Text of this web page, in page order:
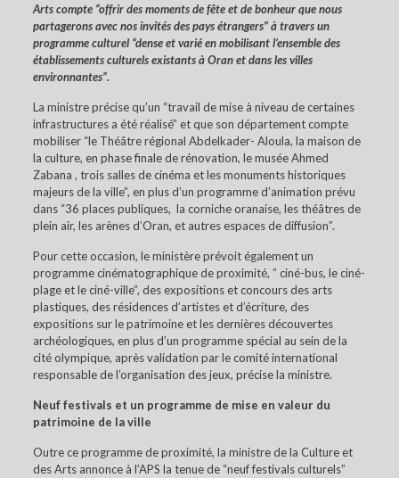
Arts compte “offrir des moments de fête et de bonheur que nous
partagerons avec nos invités des pays étrangers” à travers un
programme culturel “dense et varié en mobilisant l’ensemble des
établissements culturels existants à Oran et dans les villes
environnantes”.
La ministre précise qu’un “travail de mise à niveau de certaines
infrastructures a été réalisé” et que son département compte
mobiliser “le Théâtre régional Abdelkader- Aloula, la maison de
la culture, en phase finale de rénovation, le musée Ahmed
Zabana , trois salles de cinéma et les monuments historiques
majeurs de la ville”, en plus d’un programme d’animation prévu
dans “36 places publiques, la corniche oranaise, les théâtres de
plein air, les arènes d’Oran, et autres espaces de diffusion”.
Pour cette occasion, le ministère prévoit également un
programme cinématographique de proximité, ” ciné-bus, le ciné-
plage et le ciné-ville”, des expositions et concours des arts
plastiques, des résidences d’artistes et d’écriture, des
expositions sur le patrimoine et les dernières découvertes
archéologiques, en plus d’un programme spécial au sein de la
cité olympique, après validation par le comité international
responsable de l’organisation des jeux, précise la ministre.
Neuf festivals et un programme de mise en valeur du
patrimoine de la ville
Outre ce programme de proximité, la ministre de la Culture et
des Arts annonce à l’APS la tenue de “neuf festivals culturels”